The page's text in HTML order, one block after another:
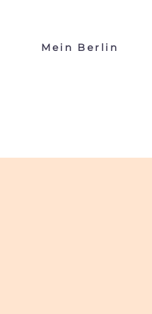
Mein Berlin